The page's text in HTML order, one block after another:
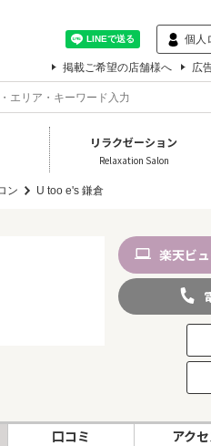
個人
掲載ご希望の店舗様へ 広
リラクゼーション
Relaxation Salon
ン U too e's 鎌倉
楽天ビ
口コミ アク